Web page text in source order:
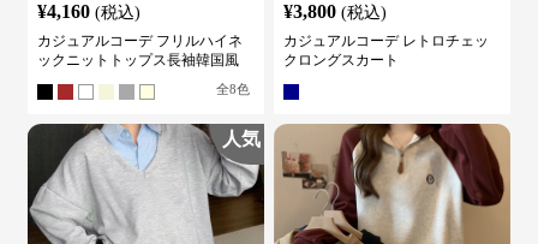
¥4,160 (税込)
カジュアルコーデ フリルハイネ
ックニットトップス長袖韓国風
全8色
¥3,800 (税込)
カジュアルコーデ レトロチェッ
クロングスカート
人気